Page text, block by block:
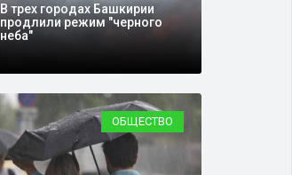
ЭКОЛОГИЯ
В трех городах Башкирии
продлили режим "черного
неба"
ОБЩЕСТВО